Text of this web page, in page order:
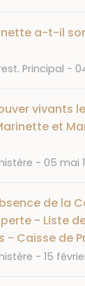
a-t-il
Principal
vivants
et
DATE
05 mai
de la
- Liste
- Caisse de
DATE
15